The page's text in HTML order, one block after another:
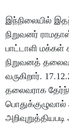
இந்நிலையில்
நிறுவனர்
பாட்டாளி மக்கள்
நிறுவனத்
வருகிறார்.
தலைவராக